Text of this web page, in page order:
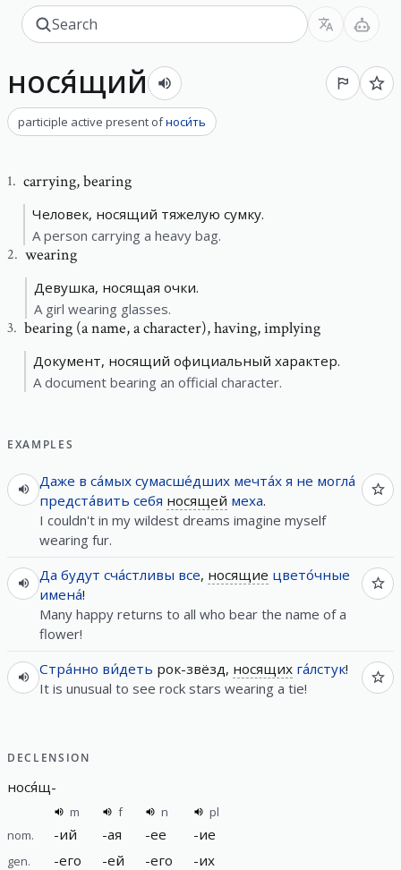
нося́щий
participle active present ofноси́ть
1. carrying,bearing
Человек, носящий тяжелую сумку.
A person carrying a heavy bag.
2. wearing
Девушка, носящая очки.
A girl wearing glasses.
3. bearing (a name, a character),having, implying
Документ, носящий официальный характер.
A document bearing an official character.
EXAMPLES
Даже в са́мых сумасше́дших мечта́х я не могла́
предста́вить себя носящей меха.
I couldn't in my wildest dreams imagine myself
wearing fur.
Да будут сча́стливы все, носящие цвето́чные
имена́!
Many happy returns to all who bear the name of a
flower!
Стра́нно ви́деть рок-звёзд, носящих га́лстук!
It is unusual to see rock stars wearing a tie!
DECLENSION
нося́щ-
m f n
pl
nom.
-ий -ая -ее -ие
gen. -его -ей -его -их